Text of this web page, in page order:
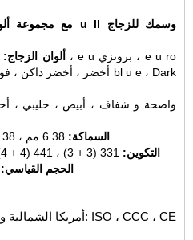
1. ألوان الزجاج:
واضحة و شفاف ، أبيض ، حليبي ،
3. السماكة:
4. التكوين:
5. الحجم القياسي: